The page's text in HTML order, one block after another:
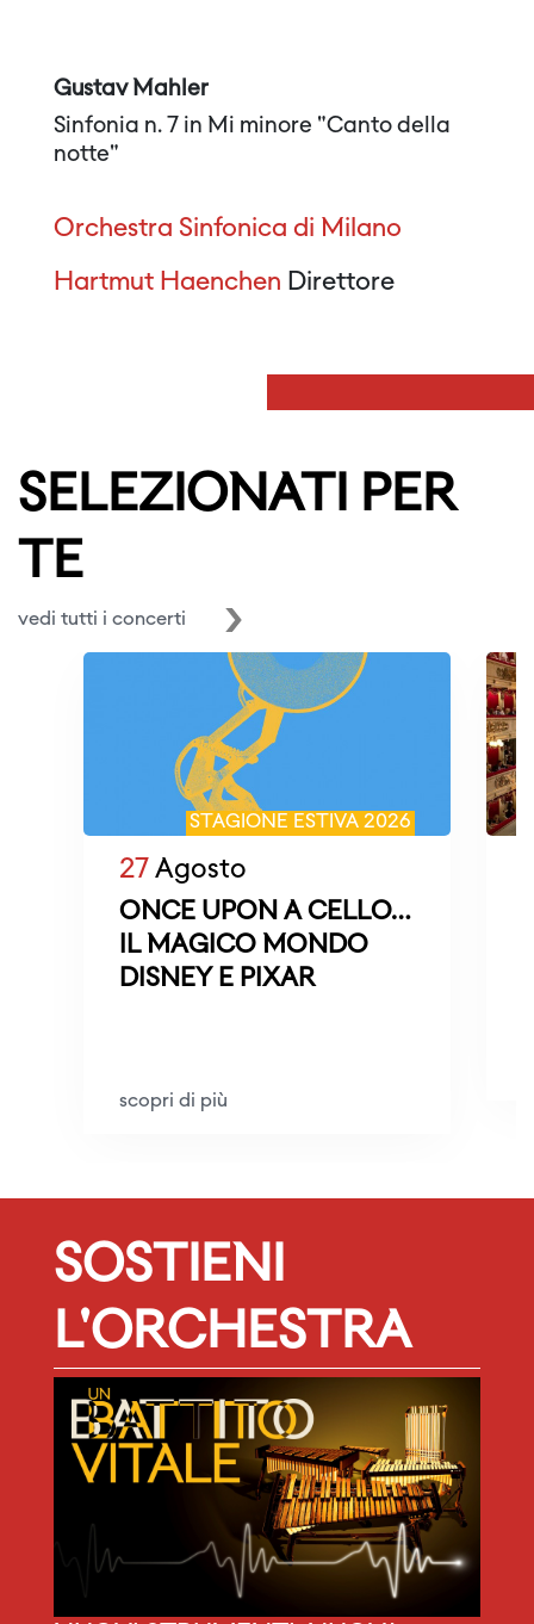
Gustav Mahler
Sinfonia n. 7 in Mi minore "Canto della
notte"
Orchestra Sinfonica di Milano
Hartmut Haenchen Direttore
SELEZIONATI PER
TE
vedi tutti i concerti
STAGIONE ESTIVA 2026
27 Agosto
ONCE UPON A CELLO…
IL MAGICO MONDO
DISNEY E PIXAR
scopri di più
SOSTIENI
L'ORCHESTRA